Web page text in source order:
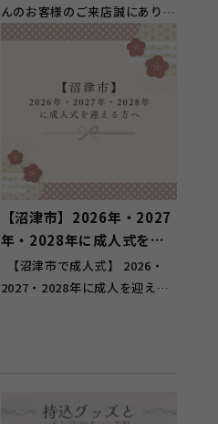
んのお客様のご来店誠にありが
【沼津市】2026年・2027
年・2028年に成人式を迎
える方へ
【沼津市で成人式】 2026・
2027・2028年に成人を迎える